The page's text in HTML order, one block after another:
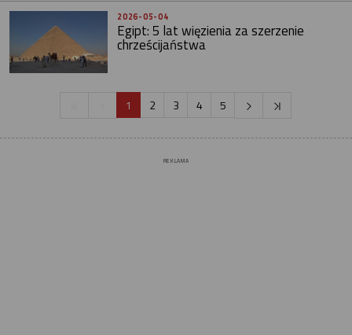
2026-05-04
Egipt: 5 lat więzienia za szerzenie
chrześcijaństwa
1 2 3 4 5
REKLAMA